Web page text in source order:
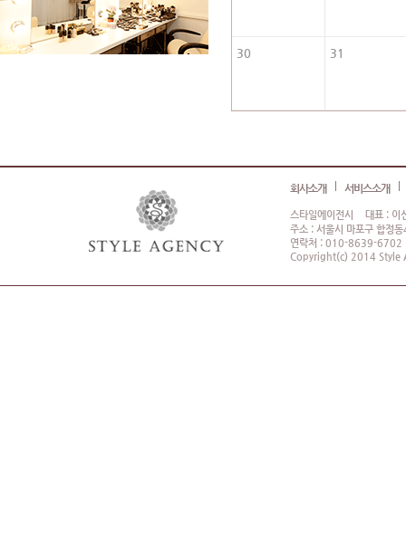
30 31
회사소개 서비스소개
스타일에이전시
대표 : 이
주소 : 서울시 마포구 합정
연락처 : 010-8639-6702
Copyright(c) 2014 Style